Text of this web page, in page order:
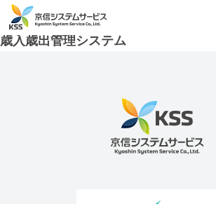
タグ:歳入
歳入歳出管理システム